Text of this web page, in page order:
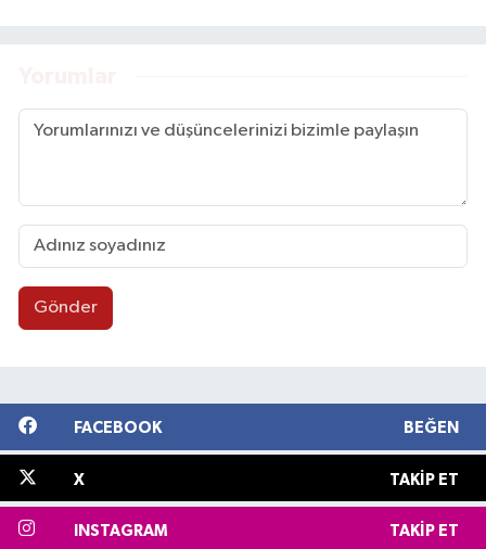
Gönder
FACEBOOK BEĞEN
X TAKIP ET
INSTAGRAM TAKIP ET